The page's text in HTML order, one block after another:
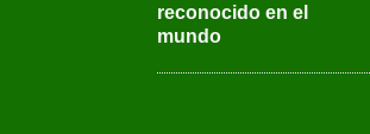
reconocido en el
mundo